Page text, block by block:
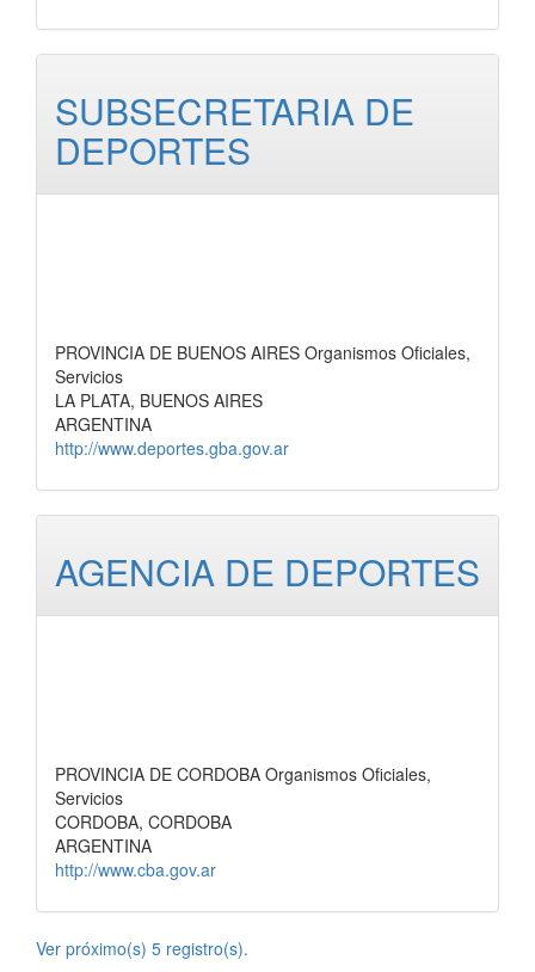
SUBSECRETARIA DE
DEPORTES
PROVINCIA DE BUENOS AIRES Organismos Oficiales,
Servicios
LA PLATA, BUENOS AIRES
ARGENTINA
http://www.deportes.gba.gov.ar
AGENCIA DE DEPORTES
PROVINCIA DE CORDOBA Organismos Oficiales,
Servicios
CORDOBA, CORDOBA
ARGENTINA
http://www.cba.gov.ar
Ver próximo(s) 5 registro(s).